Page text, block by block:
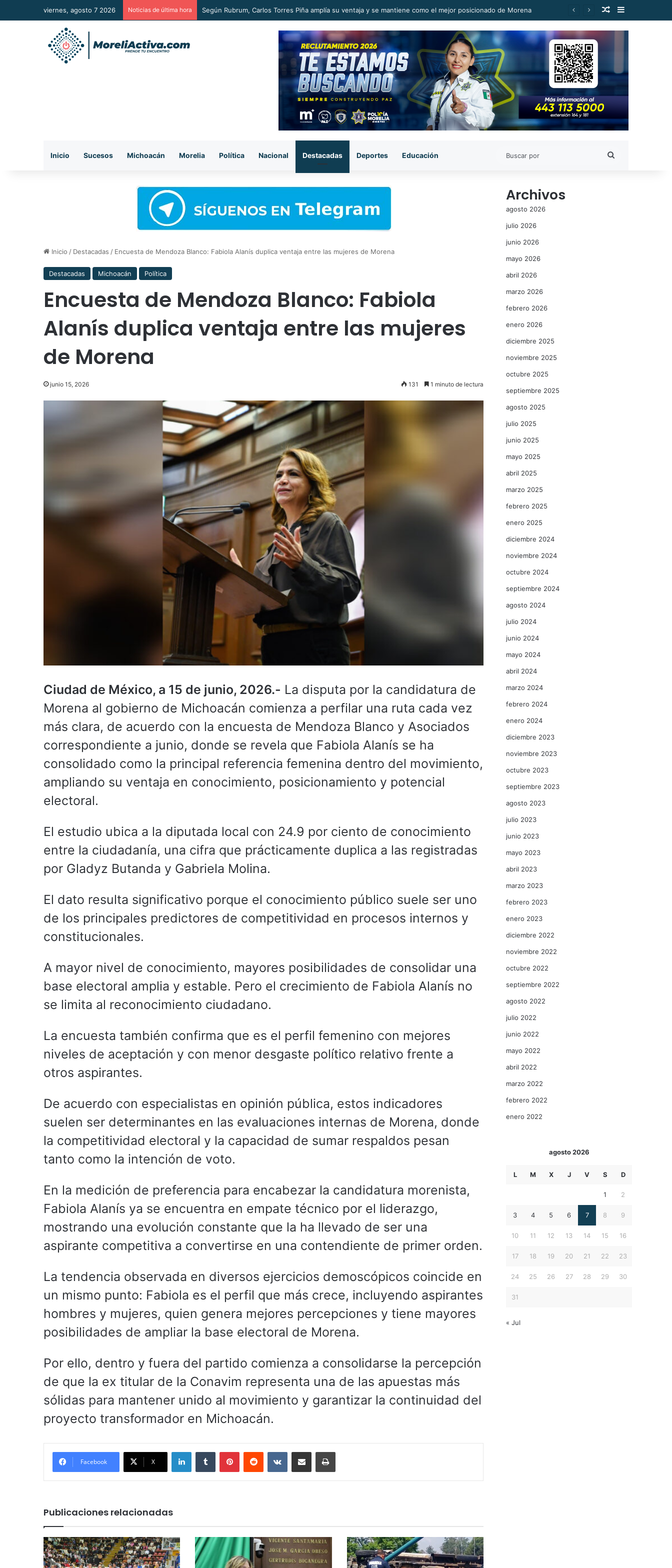
viernes, agosto 7 2026 Noticias de última hora Según Rubrum, Carlos Torres Piña amplía su ventaja y se mantiene como el mejor posicionado de Morena Publicación al
Barra lateral
Inicio Sucesos Michoacán Morelia Política Nacional Destacadas Deportes Educación
Inicio / Destacadas / Encuesta de Mendoza Blanco: Fabiola Alanís duplica ventaja entre las mujeres de Morena
Destacadas Michoacán Política
Encuesta de Mendoza Blanco: Fabiola
Alanís duplica ventaja entre las mujeres
de Morena
junio 15, 2026 131 1 minuto de lectura
Ciudad de México, a 15 de junio, 2026.- La disputa por la candidatura de
Morena al gobierno de Michoacán comienza a perfilar una ruta cada vez
más clara, de acuerdo con la encuesta de Mendoza Blanco y Asociados
correspondiente a junio, donde se revela que Fabiola Alanís se ha
consolidado como la principal referencia femenina dentro del movimiento,
ampliando su ventaja en conocimiento, posicionamiento y potencial
electoral.
El estudio ubica a la diputada local con 24.9 por ciento de conocimiento
entre la ciudadanía, una cifra que prácticamente duplica a las registradas
por Gladyz Butanda y Gabriela Molina.
El dato resulta significativo porque el conocimiento público suele ser uno
de los principales predictores de competitividad en procesos internos y
constitucionales.
A mayor nivel de conocimiento, mayores posibilidades de consolidar una
base electoral amplia y estable. Pero el crecimiento de Fabiola Alanís no
se limita al reconocimiento ciudadano.
La encuesta también confirma que es el perfil femenino con mejores
niveles de aceptación y con menor desgaste político relativo frente a
otros aspirantes.
De acuerdo con especialistas en opinión pública, estos indicadores
suelen ser determinantes en las evaluaciones internas de Morena, donde
la competitividad electoral y la capacidad de sumar respaldos pesan
tanto como la intención de voto.
En la medición de preferencia para encabezar la candidatura morenista,
Fabiola Alanís ya se encuentra en empate técnico por el liderazgo,
mostrando una evolución constante que la ha llevado de ser una
aspirante competitiva a convertirse en una contendiente de primer orden.
La tendencia observada en diversos ejercicios demoscópicos coincide en
un mismo punto: Fabiola es el perfil que más crece, incluyendo aspirantes
hombres y mujeres, quien genera mejores percepciones y tiene mayores
posibilidades de ampliar la base electoral de Morena.
Por ello, dentro y fuera del partido comienza a consolidarse la percepción
de que la ex titular de la Conavim representa una de las apuestas más
sólidas para mantener unido al movimiento y garantizar la continuidad del
proyecto transformador en Michoacán.
Facebook X
LinkedInTumblr PinterestReddit VKontakteCompartir por correo electrónicoImprimir
Publicaciones relacionadas
Archivos
agosto 2026
julio 2026
junio 2026
mayo 2026
abril 2026
marzo 2026
febrero 2026
enero 2026
diciembre 2025
noviembre 2025
octubre 2025
septiembre 2025
agosto 2025
julio 2025
junio 2025
mayo 2025
abril 2025
marzo 2025
febrero 2025
enero 2025
diciembre 2024
noviembre 2024
octubre 2024
septiembre 2024
agosto 2024
julio 2024
junio 2024
mayo 2024
abril 2024
marzo 2024
febrero 2024
enero 2024
diciembre 2023
noviembre 2023
octubre 2023
septiembre 2023
agosto 2023
julio 2023
junio 2023
mayo 2023
abril 2023
marzo 2023
febrero 2023
enero 2023
diciembre 2022
noviembre 2022
octubre 2022
septiembre 2022
agosto 2022
julio 2022
junio 2022
mayo 2022
abril 2022
marzo 2022
febrero 2022
enero 2022
agosto 2026
L M X J V S D
1 2
3 4 5 6 7 8 9
10 11 12 13 14 15 16
17 18 19 20 21 22 23
24 25 26 27 28 29 30
31
« Jul